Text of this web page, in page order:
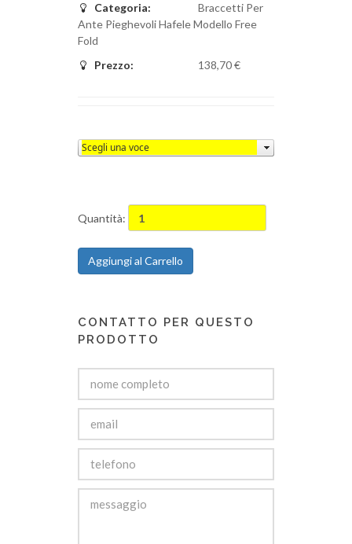
Categoria:
Braccetti Per
Ante Pieghevoli Hafele Modello Free
Fold
Prezzo:
138,70 €
Quantità:
Aggiungi al Carrello
CONTATTO PER QUESTO
PRODOTTO